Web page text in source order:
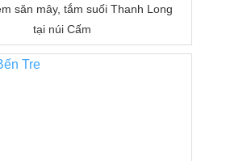
săn mây, tắm suối Thanh Long
tại núi Cấm